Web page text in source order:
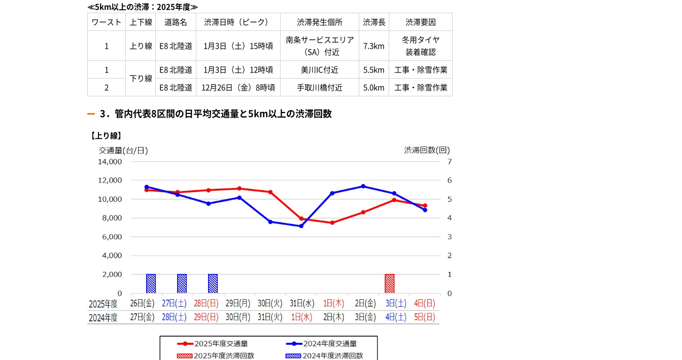
≪5km以上の渋滞：2025年度≫
ワースト
上下線 道路名 渋滞日時（ピーク） 渋滞発生個所 渋滞長 渋滞要因
1 上り線 E8 北陸道 1月3日（土）15時頃
南条サービスエリア
（SA）付近
7.3km
冬用タイヤ
装着確認
1
下り線
E8 北陸道 1月3日（土）12時頃 美川IC付近 5.5km
工事・除雪作業
2
E8 北陸道 12月26日（金）8時頃 手取川橋付近 5.0km 工事・除雪作業
3．管内代表8区間の日平均交通量と5km以上の渋滞回数
【上り線】